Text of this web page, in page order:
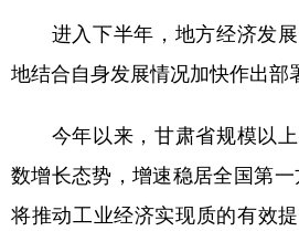
进入下半年，地方经济发展
地结合自身发展情况加快作出部
今年以来，甘肃省规模以上
数增长态势，增速稳居全国第一
将推动工业经济实现质的有效